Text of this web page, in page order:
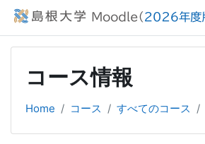
メインコンテンツへスキップする
コース情報
Home コース すべてのコース